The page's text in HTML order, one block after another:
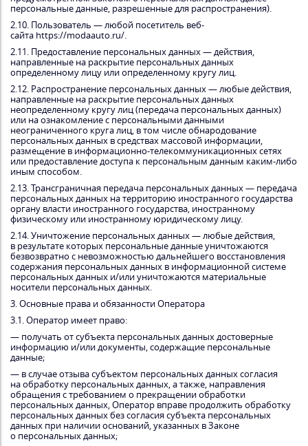
персональные данные, разрешенные для распространения).
2.10. Пользователь — любой посетитель веб-
сайта https://modaauto.ru/.
2.11. Предоставление персональных данных — действия,
направленные на раскрытие персональных данных
определенному лицу или определенному кругу лиц.
2.12. Распространение персональных данных — любые действия,
направленные на раскрытие персональных данных
неопределенному кругу лиц (передача персональных данных)
или на ознакомление с персональными данными
неограниченного круга лиц, в том числе обнародование
персональных данных в средствах массовой информации,
размещение в информационно-телекоммуникационных сетях
или предоставление доступа к персональным данным каким-либо
иным способом.
2.13. Трансграничная передача персональных данных — передача
персональных данных на территорию иностранного государства
органу власти иностранного государства, иностранному
физическому или иностранному юридическому лицу.
2.14. Уничтожение персональных данных — любые действия,
в результате которых персональные данные уничтожаются
безвозвратно с невозможностью дальнейшего восстановления
содержания персональных данных в информационной системе
персональных данных и/или уничтожаются материальные
носители персональных данных.
3. Основные права и обязанности Оператора
3.1. Оператор имеет право:
— получать от субъекта персональных данных достоверные
информацию и/или документы, содержащие персональные
данные;
— в случае отзыва субъектом персональных данных согласия
на обработку персональных данных, а также, направления
обращения с требованием о прекращении обработки
персональных данных, Оператор вправе продолжить обработку
персональных данных без согласия субъекта персональных
данных при наличии оснований, указанных в Законе
о персональных данных;